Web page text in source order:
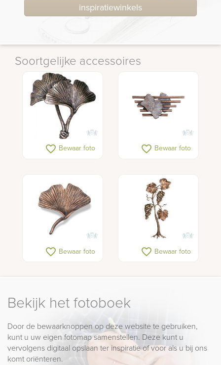
inspiratiewinkels
Soortgelijke accessoires
favorite_border Bewaar foto favorite_border Bewaar foto
favorite_border Bewaar foto favorite_border Bewaar foto
Bekijk het fotoboek
Door de bewaarknoppen op deze website te gebruiken,
kunt u uw eigen fotomap samenstellen. Deze kunt u
vervolgens digitaal opslaan ter inspiratie of voor als u bij ons
komt oriënteren.